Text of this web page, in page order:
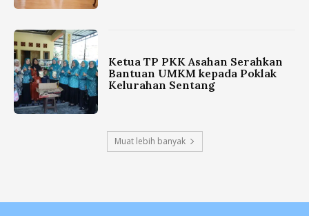
Ketua TP PKK Asahan Serahkan
Bantuan UMKM kepada Poklak
Kelurahan Sentang
Muat lebih banyak